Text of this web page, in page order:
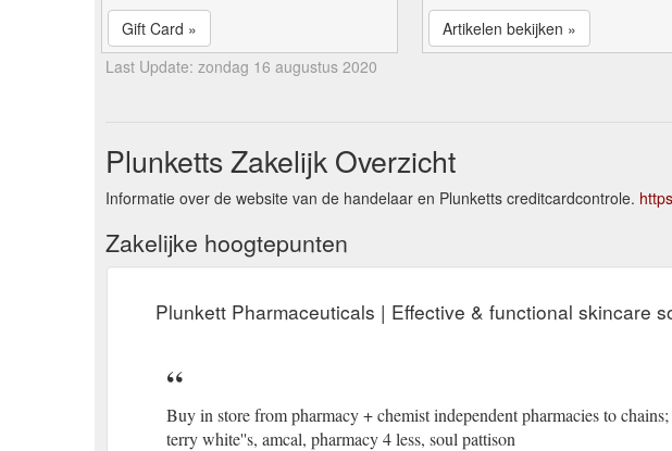
Gift Card »
Artikelen bekijken »
Last Update: zondag 16 augustus 2020
Plunketts Zakelijk Overzicht
Informatie over de website van de handelaar en Plunketts creditcardcontrole.
Zakelijke hoogtepunten
Plunkett Pharmaceuticals | Effective & functional skincare
Buy in store from pharmacy + chemist independent pharmacies to
terry white''s, amcal, pharmacy 4 less, soul pattison